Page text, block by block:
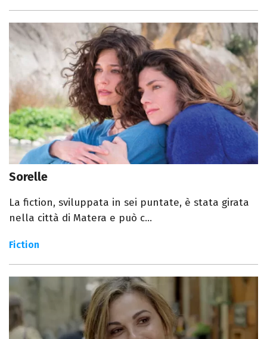
Sorelle
La fiction, sviluppata in sei puntate, è stata girata
nella città di Matera e può c...
Fiction